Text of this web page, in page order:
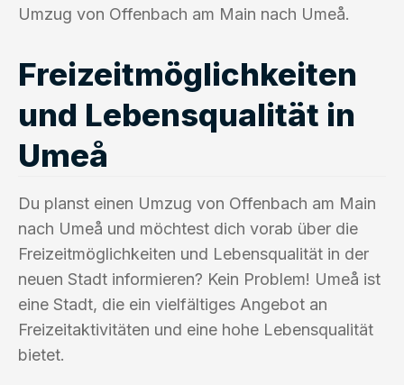
Umzug von Offenbach am Main nach Umeå.
Freizeitmöglichkeiten
und Lebensqualität in
Umeå
Du planst einen Umzug von Offenbach am Main
nach Umeå und möchtest dich vorab über die
Freizeitmöglichkeiten und Lebensqualität in der
neuen Stadt informieren? Kein Problem! Umeå ist
eine Stadt, die ein vielfältiges Angebot an
Freizeitaktivitäten und eine hohe Lebensqualität
bietet.